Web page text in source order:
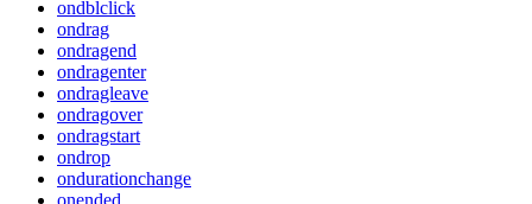
ondblclick
ondrag
ondragend
ondragenter
ondragleave
ondragover
ondragstart
ondrop
ondurationchange
onended